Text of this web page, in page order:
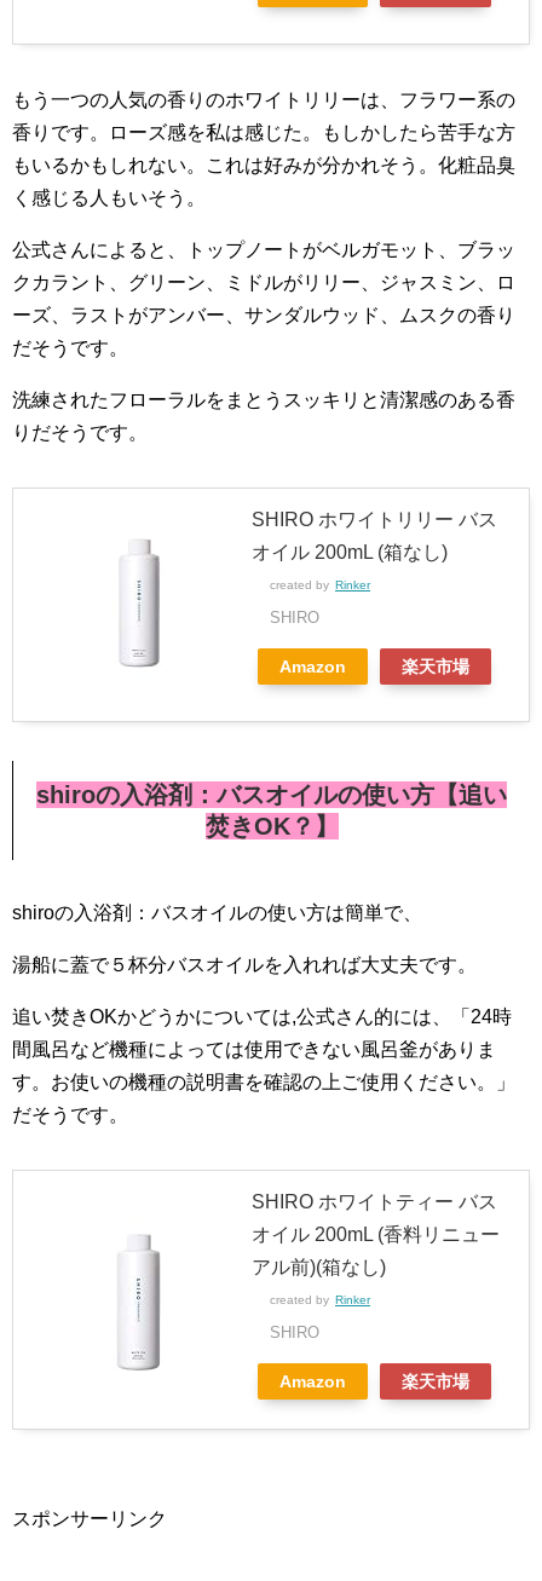
もう一つの人気の香りのホワイトリリーは、フラワー系の
香りです。ローズ感を私は感じた。もしかしたら苦手な方
もいるかもしれない。これは好みが分かれそう。化粧品臭
く感じる人もいそう。
公式さんによると、トップノートがベルガモット、ブラッ
クカラント、グリーン、ミドルがリリー、ジャスミン、ロ
ーズ、ラストがアンバー、サンダルウッド、ムスクの香り
だそうです。
洗練されたフローラルをまとうスッキリと清潔感のある香
りだそうです。
SHIRO ホワイトリリー バス
オイル 200mL (箱なし)
created by Rinker
SHIRO
Amazon 楽天市場
shiroの入浴剤：バスオイルの使い方【追い
焚きOK？】
shiroの入浴剤：バスオイルの使い方は簡単で、
湯船に蓋で５杯分バスオイルを入れれば大丈夫です。
追い焚きOKかどうかについては,公式さん的には、「24時
間風呂など機種によっては使用できない風呂釜がありま
す。お使いの機種の説明書を確認の上ご使用ください。」
だそうです。
SHIRO ホワイトティー バス
オイル 200mL (香料リニュー
アル前)(箱なし)
created by Rinker
SHIRO
Amazon 楽天市場
スポンサーリンク